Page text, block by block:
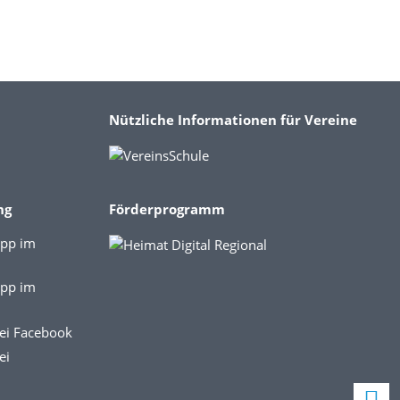
Nützliche Informationen für Vereine
Förderprogramm